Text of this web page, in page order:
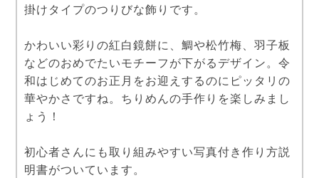
掛けタイプのつりびな飾りです。
かわいい彩りの紅白鏡餅に、鯛や松竹梅、羽子板
などのおめでたいモチーフが下がるデザイン。令
和はじめてのお正月をお迎えするのにピッタリの
華やかさですね。ちりめんの手作りを楽しみまし
ょう！
初心者さんにも取り組みやすい写真付き作り方説
明書がついています。